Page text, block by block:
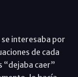
se interesaba por
de cada
“dejaba caer”